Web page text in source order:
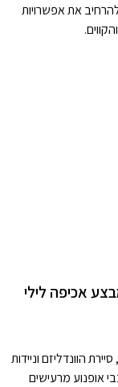
את אפשרויות
אכיפה לילי
הוונדליזם וניידות
אופנוע מרעישים